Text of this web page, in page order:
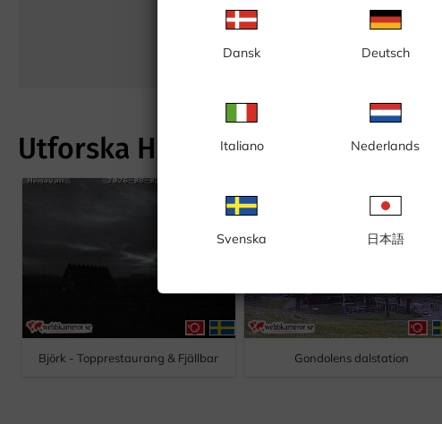
Dansk Deutsch
Italiano Nederlands
Svenska 日本語
Utforska Hemavan
Björk - Topprestaurang & Fjällbar Gondolens dalstation